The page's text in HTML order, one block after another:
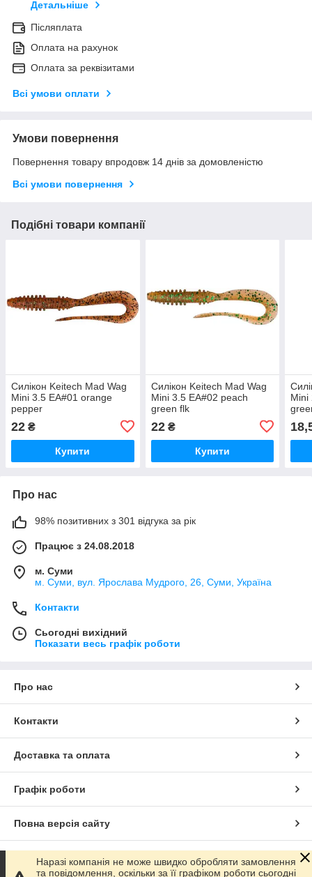
Детальніше
Післяплата
Оплата на рахунок
Оплата за реквізитами
Всі умови оплати
Умови повернення
Повернення товару впродовж 14 днів за домовленістю
Всі умови повернення
Подібні товари компанії
Силікон Keitech Mad Wag
Mini 3.5 EA#01 orange
pepper
22 ₴
Купити
Силікон Keitech Mad Wag
Mini 3.5 EA#02 peach
green flk
22₴
Купити
Mini
Про нас
98% позитивних з 301 відгука за рік
Працює з 24.08.2018
м. Суми
м. Суми, вул. Ярослава Мудрого, 26, Суми, Україна
Контакти
Сьогодні вихідний
Показати весь графік роботи
Про нас
Контакти
Доставка та оплата
Графік роботи
Повна версія сайту
Сайт створено на маркетплейсі Prom.ua
Наразі компанія не може швидко обробляти замовлення
та повідомлення, оскільки за її графіком роботи сьогодні